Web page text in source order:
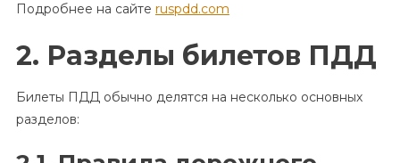
Подробнее на сайте ruspdd.com
2. Разделы билетов ПДД
Билеты ПДД обычно делятся на несколько основных
разделов: